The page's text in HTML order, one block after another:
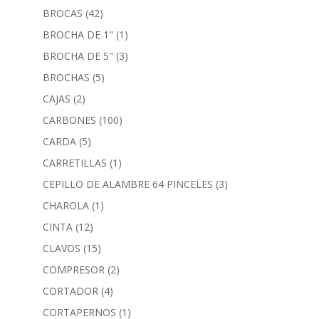
BROCAS (42)
BROCHA DE 1" (1)
BROCHA DE 5" (3)
BROCHAS (5)
CAJAS (2)
CARBONES (100)
CARDA (5)
CARRETILLAS (1)
CEPILLO DE ALAMBRE 64 PINCELES (3)
CHAROLA (1)
CINTA (12)
CLAVOS (15)
COMPRESOR (2)
CORTADOR (4)
CORTAPERNOS (1)